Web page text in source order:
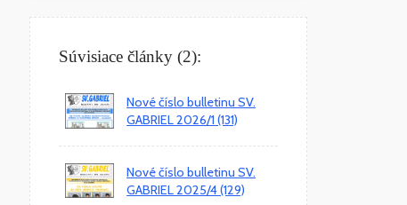
Súvisiace články (2):
Nové číslo bulletinu SV.
GABRIEL 2026/1 (131)
Nové číslo bulletinu SV.
GABRIEL 2025/4 (129)